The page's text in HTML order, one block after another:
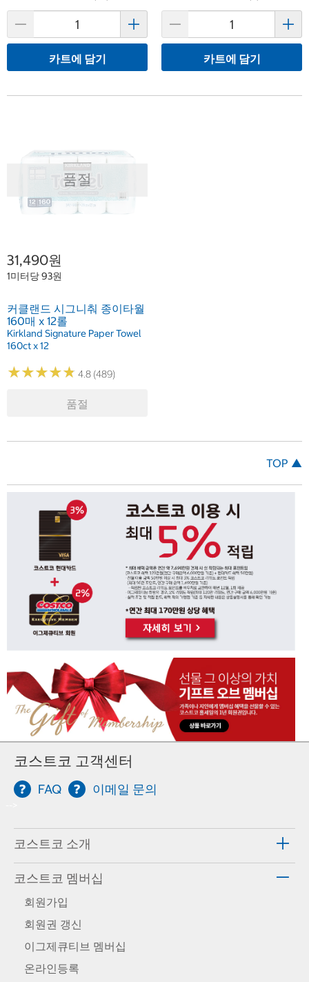
카트에 담기 카트에 담기
품절
31,490원
1미터당 93원
커클랜드 시그니춰 종이타월
160매 x 12롤
Kirkland Signature Paper Towel
160ct x 12
★★★★★
★★★★★ 4.8 (489)
품절
TOP ▲
코스트코 고객센터
FAQ 이메일 문의
코스트코 소개
코스트코 멤버십
회원가입
회원권 갱신
이그제큐티브 멤버십
온라인등록